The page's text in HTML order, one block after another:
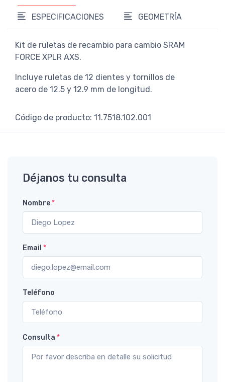
ESPECIFICACIONES GEOMETRÍA
Kit de ruletas de recambio para cambio SRAM
FORCE XPLR AXS.
Incluye ruletas de 12 dientes y tornillos de
acero de 12.5 y 12.9 mm de longitud.
Código de producto: 11.7518.102.001
Déjanos tu consulta
Nombre*
Email *
Teléfono
Consulta *